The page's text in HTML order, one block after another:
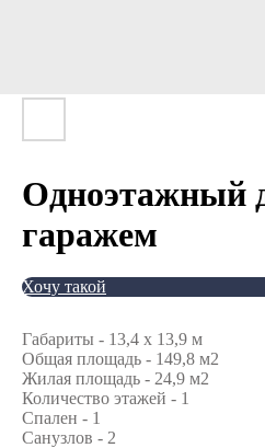
Одноэтажный
гаражем
Хочу такой
Габариты - 13,4 х 13,9 м
Общая площадь - 149,8 м2
Жилая площадь - 24,9 м2
Количество этажей - 1
Спален - 1
Санузлов - 2